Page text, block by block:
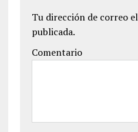
Tu dirección de correo
publicada.
Comentario